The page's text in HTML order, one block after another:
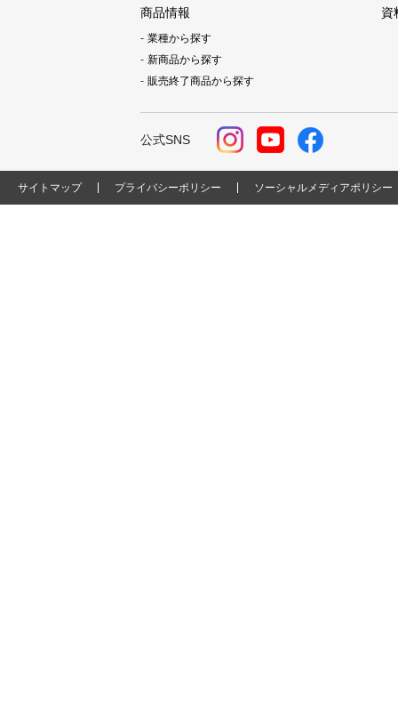
商品情報
業種から探す
新商品から探す
販売終了商品から探す
資
公式SNS
サイトマップ プライバシーポリシー ソーシャルメディアポリシー